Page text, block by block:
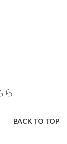
ら
BACK TO TOP